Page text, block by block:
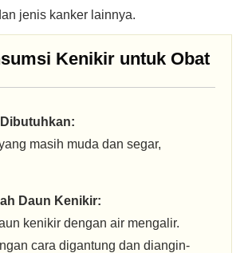
jenis kanker lainnya.
Kenikir untuk Obat
masih muda dan segar,
Daun Kenikir:
kenikir dengan air mengalir.
cara digantung dan diangin-